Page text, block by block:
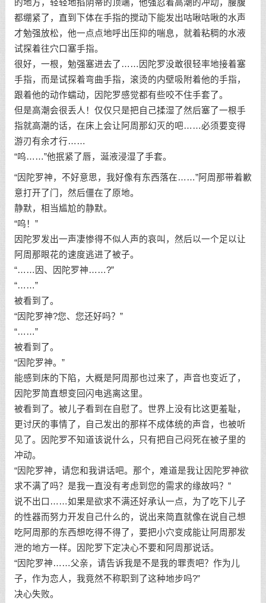
的地方，轻轻地掐阴蒂的顶端，他强忍着高潮的冲动，腰腹
都绷紧了，直到下体在手指的搅动下能发出咕啾咕啾的水声
才勉强放松，他一点点地呼出压抑的喘息，就着粘稠的水液
试探着往穴口塞手指。
很好，一根，勉强塞进去了……因陀罗没敢很轻率地接着塞
手指，而是试探着弯曲手指，滚烫的内壁吸附着他的手指，
跟着他的动作蠕动，因陀罗感觉都有些咬不住手套了。
但是高潮会很丢人！仅仅只是把自己揉湿了然后塞了一根手
指就高潮的话，在床上会让阿周那幻灭的吧……必须要变得
游刃有余才行……
“呜……”他抿紧了唇，涎液浸湿了手套。
“因陀罗神，不好意思，我好像有东西落在……”阿周那带着歉
意打开了门，然后僵在了原地。
静默，相当尴尬的静默。
“呜！”
因陀罗发出一声凄惨得不似人声的哀叫，然后以一个足以让
阿周那眼花的速度逃进了被子。
“……因、因陀罗神……?”
“……”
被看到了。
“因陀罗神?您、您还好吗？”
“……”
被看到了。
“因陀罗神。”
能感到床的下陷，大概是阿周那也过来了，声音也变近了，
因陀罗简直想变回闪电逃离这里。
被看到了。被儿子看到在自慰了。世界上没有比这更羞耻，
更讨厌的事情了，自己发出的那样不成体统的声音，也被听
见了。因陀罗不知道该说什么，只有把自己闷死在被子里的
冲动。
“因陀罗神，请您和我讲话吧。那个，难道是我让因陀罗神欲
求不满了吗？是我一直没有考虑到您的需求的缘故吗？”
说不出口……如果是欲求不满还好承认一点，为了吃下儿子
的性器而努力开发自己什么的，说出来简直就像在说自己想
吃阿周那的东西想吃得不得了，要把小穴变成能让阿周那发
泄的地方一样。因陀罗下定决心不要和阿周那说话。
“因陀罗神……父亲，请告诉我是不是我的罪责吧？作为儿
子，作为恋人，我竟然不称职到了这种地步吗?”
决心失败。